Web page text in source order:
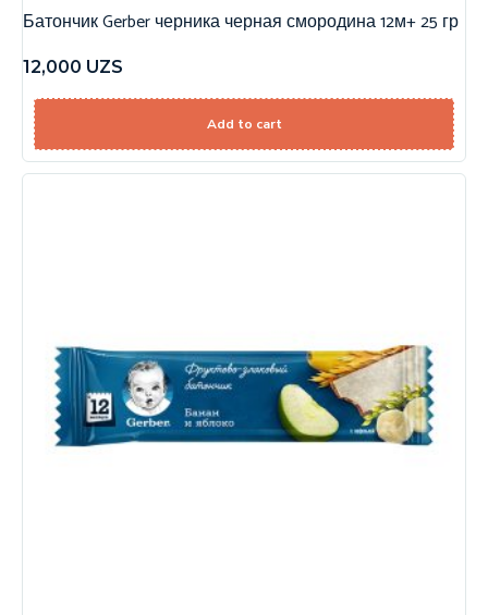
Батончик Gerber черника черная смородина 12м+ 25 гр
12,000 UZS
Add to cart